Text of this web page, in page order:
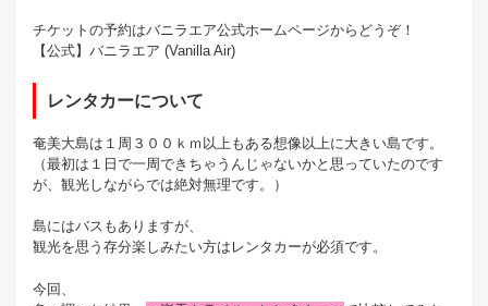
チケットの予約はバニラエア公式ホームページからどうぞ！
【公式】バニラエア (Vanilla Air)
レンタカーについて
奄美大島は１周３００ｋｍ以上もある想像以上に大きい島です。
（最初は１日で一周できちゃうんじゃないかと思っていたのです
が、観光しながらでは絶対無理です。）
島にはバスもありますが、
観光を思う存分楽しみたい方はレンタカーが必須です。
今回、